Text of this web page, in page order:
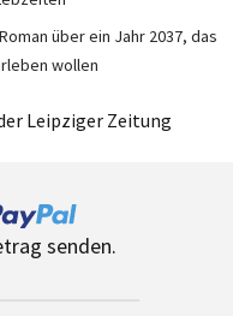
über ein Jahr 2037, das
wollen
Leipziger Zeitung
senden.